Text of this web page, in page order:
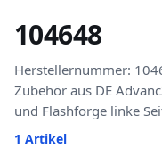
104648
Herstellernummer:
Zubehör aus DE
und Flashforge linke
1 Artikel